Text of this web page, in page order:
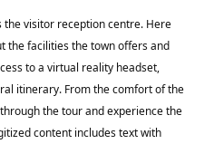
the visitor reception centre. Here
the facilities the town offers and
to a virtual reality headset,
itinerary. From the comfort of the
the tour and experience the
content includes text with